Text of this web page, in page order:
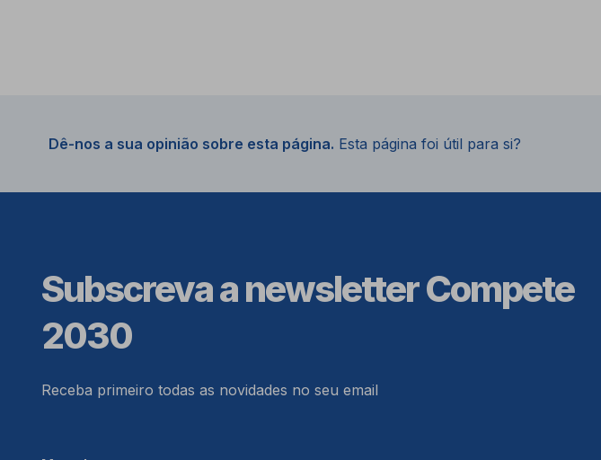
Dê-nos a sua opinião sobre esta página. Esta página foi útil para si?
Subscreva a newsletter Compete
2030
Receba primeiro todas as novidades no seu email